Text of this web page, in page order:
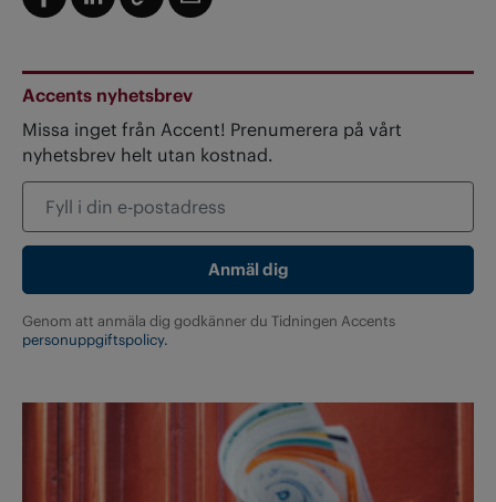
Accents nyhetsbrev
Missa inget från Accent! Prenumerera på vårt
nyhetsbrev helt utan kostnad.
Genom att anmäla dig godkänner du Tidningen Accents
personuppgiftspolicy.